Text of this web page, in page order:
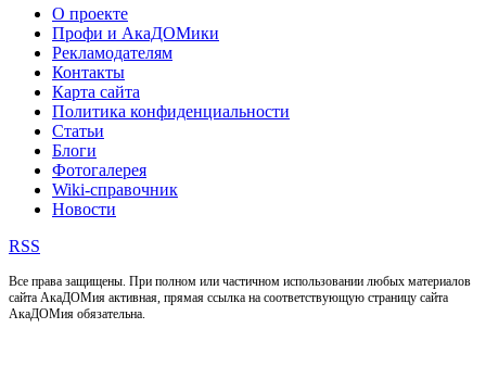
О проекте
Профи и АкаДОМики
Рекламодателям
Контакты
Карта сайта
Политика конфиденциальности
Статьи
Блоги
Фотогалерея
Wiki-справочник
Новости
RSS
Все права защищены. При полном или частичном использовании любых материалов
сайта АкаДОМия активная, прямая ссылка на соответствующую страницу сайта
АкаДОМия обязательна.